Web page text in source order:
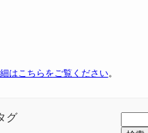
はこちらをご覧ください。
グ 検
索: